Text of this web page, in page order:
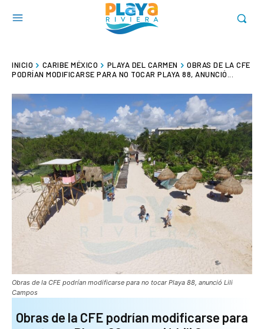
INICIO CARIBE MÉXICO PLAYA DEL CARMEN
OBRAS DE LA CFE
PODRÍAN MODIFICARSE PARA NO TOCAR PLAYA 88, ANUNCIÓ...
Obras de la CFE podrían modificarse para no tocar Playa 88, anunció Lili
Campos
Obras de la CFE podrían modificarse para